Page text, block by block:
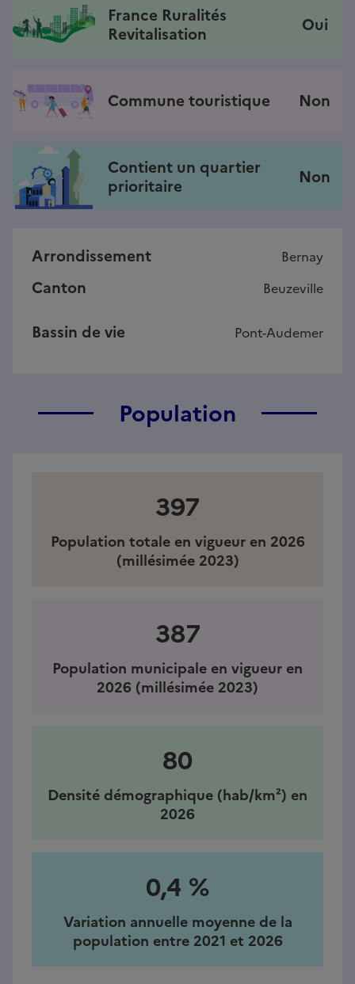
France Ruralités
Revitalisation
Oui
Commune touristique Non
Contient un quartier
prioritaire
Non
Arrondissement Bernay
Canton Beuzeville
Bassin de vie Pont-Audemer
Population
397
Population totale en vigueur en 2026
(millésimée 2023)
387
Population municipale en vigueur en
2026 (millésimée 2023)
80
Densité démographique (hab/km²) en
2026
0,4 %
Variation annuelle moyenne de la
population entre 2021 et 2026